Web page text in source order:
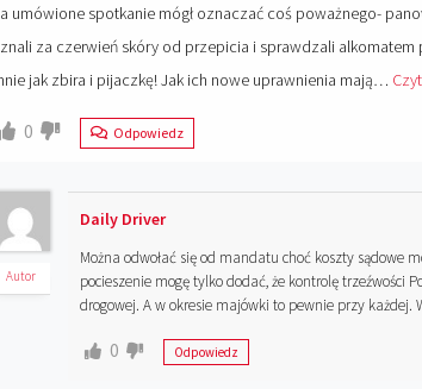
umówione spotkanie mógł oznaczać coś poważnego-
za czerwień skóry od przepicia i sprawdzali
jak zbira i pijaczkę! Jak ich nowe uprawnienia mają…
0 Odpowiedz
Autor
Daily Driver
Można odwołać się od mandatu choć koszty sądowe
pocieszenie mogę tylko dodać, że kontrolę trzeźwości
drogowej. A w okresie majówki to pewnie przy każdej.
0 Odpowiedz